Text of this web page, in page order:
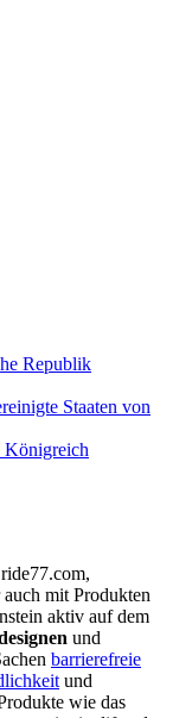
Republik
Staaten von
Königreich
mit Produkten
aktiv auf dem
und
barrierefreie
und
wie das